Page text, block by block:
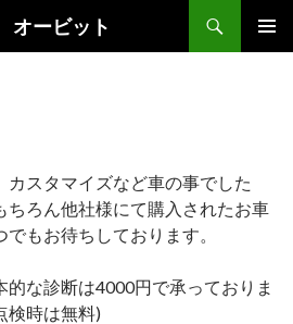
オービット
スタマイズなど車の事でした
ちろん他社様にて購入されたお車
もお待ちしております。
な診断は4000円で承っておりま
検時は無料)